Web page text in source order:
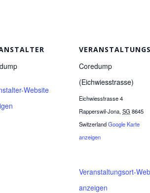
Website
Coredump
(Eichwiesstrasse)
Eichwiesstrasse 4
Rapperswil-Jona, SG 8645
SwitzerlandGoogle Karte
anzeigen
Veranstaltungsort-
anzeigen